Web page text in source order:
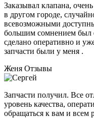
Заказывал клапана,
в другом городе,
всевозможными
большим сомнением был
сделано оперативно и
запчасти были у меня .
Женя Отзывы
Запчасти получил. Все
уровень качества,
обращаться к вам и всем